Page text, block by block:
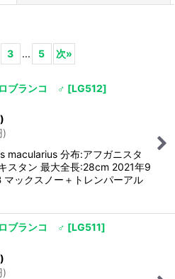
り込む
3 ... 5 次»
ブランコ ♂ [LG512]
)
macularius 分布:アフガニスタ
スタン 最大全長:28cm 2021年9
ックスノー＋トレンパーアル
ブランコ ♂ [LG511]
)